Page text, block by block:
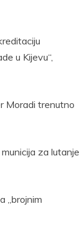
u Kijevu“,
Moradi trenutno
za lutanje
„brojnim